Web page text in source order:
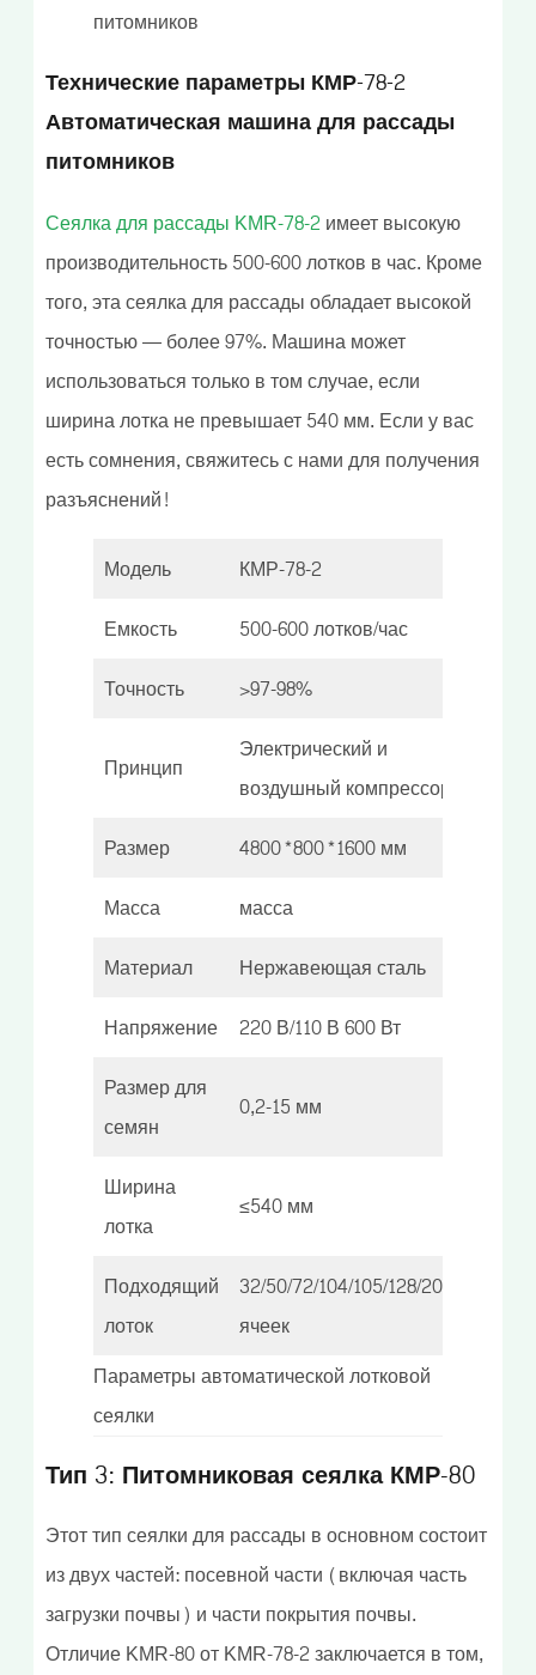
питомников
Технические параметры КМР-78-2
Автоматическая машина для рассады
питомников
Сеялка для рассады KMR-78-2имеет высокую
производительность 500-600 лотков в час. Кроме
того, эта сеялка для рассады обладает высокой
точностью — более 97%. Машина может
использоваться только в том случае, если
ширина лотка не превышает 540 мм. Если у вас
есть сомнения, свяжитесь с нами для получения
разъяснений!
Модель
КМР-78-2
Емкость
500-600 лотков/час
Точность
>97-98%
Принцип
Электрический и
воздушный компрессор
Размер
4800*800*1600 мм
Масса
масса
Материал
Нержавеющая сталь
Напряжение
220 В/110 В 600 Вт
Размер для
семян
0,2-15 мм
Ширина
лотка
≤540 мм
Подходящий
лоток
32/50/72/104/105/128/200
ячеек
Параметры автоматической лотковой
сеялки
Тип 3: Питомниковая сеялка КМР-80
Этот тип сеялки для рассады в основном состоит
из двух частей: посевной части (включая часть
загрузки почвы) и части покрытия почвы.
Отличие KMR-80 от KMR-78-2 заключается в том,